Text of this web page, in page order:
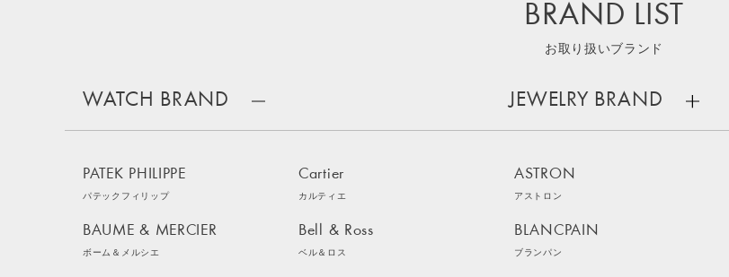
BRAND LIST
お取り扱いブランド
WATCH BRAND
PATEK PHILIPPE
パテックフィリップ
Cartier
カルティエ
ASTRON
アストロン
BAUME & MERCIER
ボーム＆メルシエ
Bell & Ross
ベル＆ロス
BLANCPAIN
ブランパン
JEWELRY BRAND